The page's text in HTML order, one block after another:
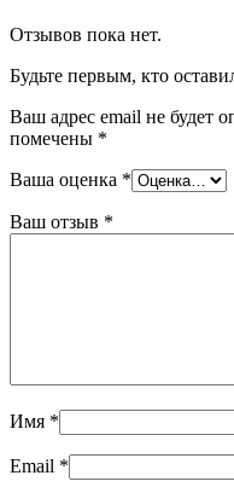
Отзывов пока нет.
Будьте первым, кто
Ваш адрес email не будет
помечены *
Ваша оценка *
Ваш отзыв *
Имя *
Email *